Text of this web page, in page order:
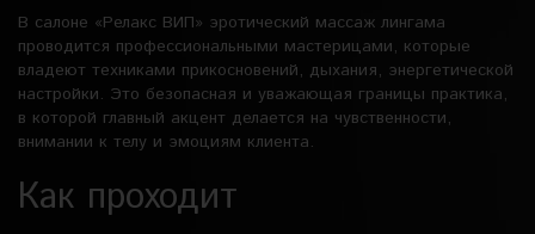
В салоне «Релакс ВИП» эротический массаж лингама
проводится профессиональными мастерицами, которые
владеют техниками прикосновений, дыхания, энергетической
настройки. Это безопасная и уважающая границы практика,
в которой главный акцент делается на чувственности,
внимании к телу и эмоциям клиента.
Как проходит